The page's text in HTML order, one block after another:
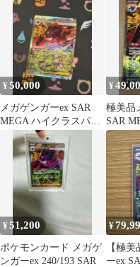
¥50,000
メガゲンガーex SAR
MEGA ハイクラスパッ
ク MEGAドリームex
キ…
¥
極美品
SAR
パック
¥51,200
ポケモンカード メガゲ
ンガーex 240/193 SAR
¥
【極
ーex